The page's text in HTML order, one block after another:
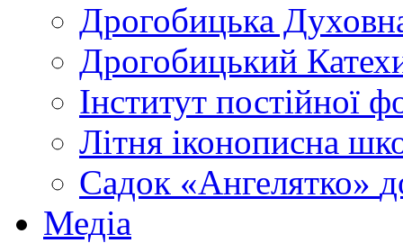
Дрогобицька
Дрогобицький
Інститут постійної
Літня іконописна
Садок «Ангелятко»
Медіа